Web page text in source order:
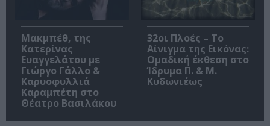
Μακμπέθ, της
Κατερίνας
Ευαγγελάτου με
Γιώργο Γάλλο &
Καρυοφυλλιά
Καραμπέτη στο
Θέατρο Βασιλάκου
32οι Πλοές – Το
Αίνιγμα της Εικόνας:
Ομαδική έκθεση στο
Ίδρυμα Π. & Μ.
Κυδωνιέως